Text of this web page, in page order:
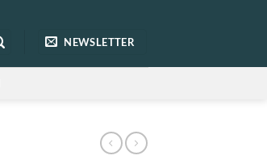
NEWSLETTER